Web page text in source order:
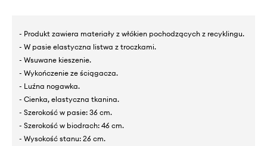
- Produkt zawiera materiały z włókien pochodzących z recyklingu.
- W pasie elastyczna listwa z troczkami.
- Wsuwane kieszenie.
- Wykończenie ze ściągacza.
- Luźna nogawka.
- Cienka, elastyczna tkanina.
- Szerokość w pasie: 36 cm.
- Szerokość w biodrach: 46 cm.
- Wysokość stanu: 26 cm.